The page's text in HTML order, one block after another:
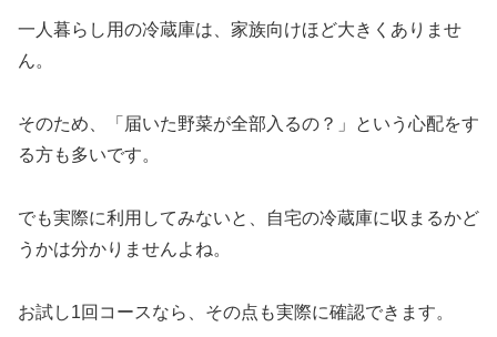
一人暮らし用の冷蔵庫は、家族向けほど大きくありませ
ん。
そのため、「届いた野菜が全部入るの？」という心配をす
る方も多いです。
でも実際に利用してみないと、自宅の冷蔵庫に収まるかど
うかは分かりませんよね。
お試し1回コースなら、その点も実際に確認できます。